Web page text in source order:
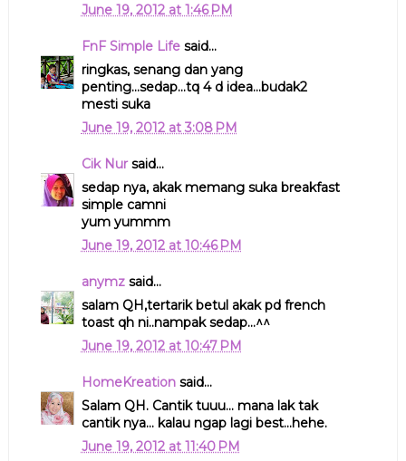
June 19, 2012 at 1:46 PM
FnF Simple Lifesaid...
ringkas, senang dan yang
penting...sedap...tq 4 d idea...budak2
mesti suka
June 19, 2012 at 3:08 PM
Cik Nursaid...
sedap nya, akak memang suka breakfast
simple camni
yum yummm
June 19, 2012 at 10:46 PM
anymzsaid...
salam QH,tertarik betul akak pd french
toast qh ni..nampak sedap...^^
June 19, 2012 at 10:47 PM
HomeKreationsaid...
Salam QH. Cantik tuuu... mana lak tak
cantik nya... kalau ngap lagi best...hehe.
June 19, 2012 at 11:40 PM